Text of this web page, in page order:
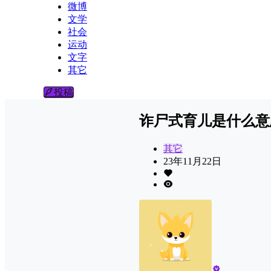
微博
文学
社会
运动
文字
其它
投稿
诈尸式育儿是什么
其它
23年11月22日